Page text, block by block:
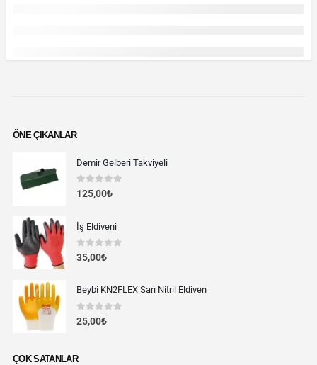
ÖNE ÇIKANLAR
Demir Gelberi Takviyeli
0out of 5
125,00₺
İş Eldiveni
0out of 5
35,00₺
Beybi KN2FLEX Sarı Nitril Eldiven
0out of 5
25,00₺
ÇOK SATANLAR